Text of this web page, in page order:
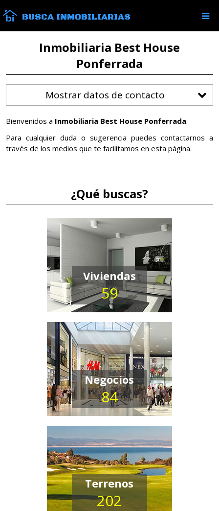
BUSCA INMOBILIARIAS
Inmobiliaria Best House
Ponferrada
Mostrar datos de contacto
Bienvenidos a Inmobiliaria Best House Ponferrada.
Para cualquier duda o sugerencia puedes contactarnos a
través de los medios que te facilitamos en esta página.
¿Qué buscas?
Viviendas
59
Negocios
84
Terrenos
202